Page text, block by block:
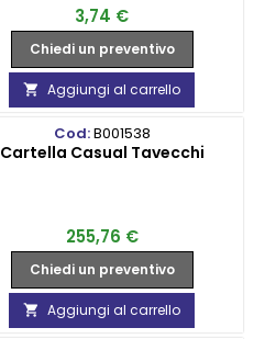
Prezzo
3,74 €
Chiedi un preventivo
 Aggiungi al carrello
Cod:B001538
Cartella Casual Tavecchi
Prezzo
255,76 €
Chiedi un preventivo
 Aggiungi al carrello